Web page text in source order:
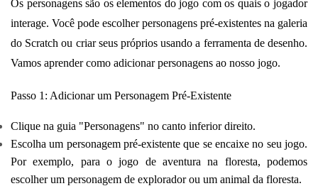
Os personagens são os elementos do jogo com os quais o jogador
interage. Você pode escolher personagens pré-existentes na galeria
do Scratch ou criar seus próprios usando a ferramenta de desenho.
Vamos aprender como adicionar personagens ao nosso jogo.
Passo 1: Adicionar um Personagem Pré-Existente
Clique na guia "Personagens" no canto inferior direito.
Escolha um personagem pré-existente que se encaixe no seu jogo.
Por exemplo, para o jogo de aventura na floresta, podemos
escolher um personagem de explorador ou um animal da floresta.